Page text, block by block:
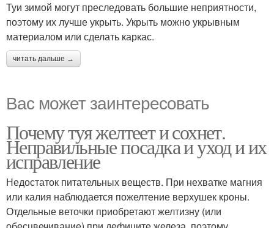
Туи зимой могут преследовать большие неприятности,
поэтому их лучше укрыть. Укрыть можно укрывным
материалом или сделать каркас.
читать дальше →
Вас может заинтересовать
Почему туя желтеет и сохнет.
Неправильные посадка и уход и их
исправление
Недостаток питательных веществ. При нехватке магния
или калия наблюдается пожелтение верхушек кроны.
Отдельные веточки приобретают желтизну (или